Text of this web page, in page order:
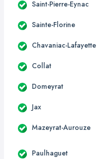
Saint-Pierre-Eynac
Sainte-Florine
Chavaniac-Lafayette
Collat
Domeyrat
Jax
Mazeyrat-Aurouze
Paulhaguet